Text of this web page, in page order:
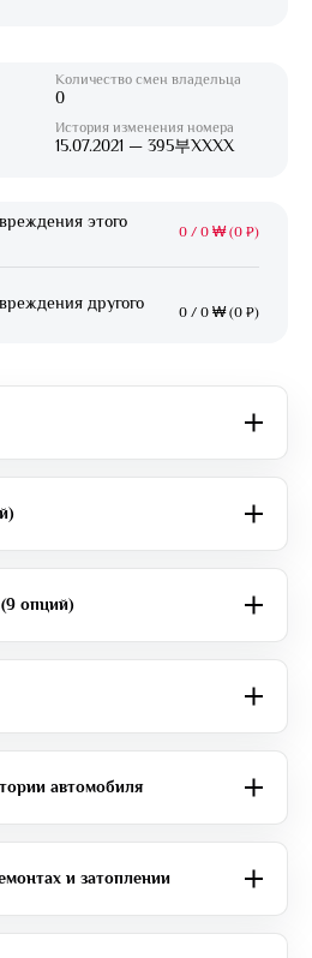
Количество смен владельца
0
История изменения номера
15.07.2021 — 395부XXXX
этого
0 / 0 ₩ (0 ₽)
другого
0 / 0 ₩ (0 ₽)
опций)
автомобиля
и затоплении